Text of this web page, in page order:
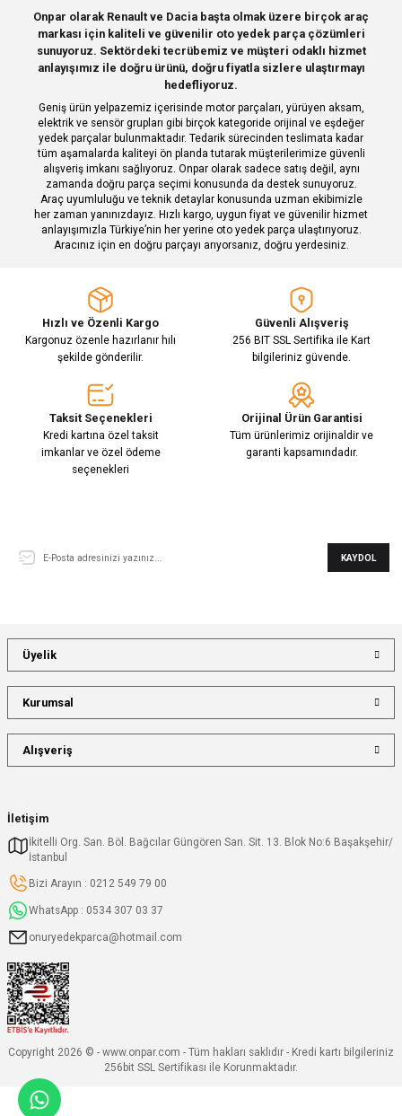
Ürün resmi kalitesiz, bozuk veya görüntülenemiyor.
Ürün açıklamasında eksik bilgiler bulunuyor.
Ürün bilgilerinde hatalar bulunuyor.
Ürün fiyatı diğer sitelerden daha pahalı.
Bu ürüne benzer farklı alternatifler olmalı.
Gönder
Deneyimini Paylaş
Onpar olarak Renault ve Dacia başta olmak üzere birçok araç
markası için kaliteli ve güvenilir oto yedek parça çözümleri
sunuyoruz. Sektördeki tecrübemiz ve müşteri odaklı hizmet
anlayışımız ile doğru ürünü, doğru fiyatla sizlere ulaştırmayı
hedefliyoruz.
Geniş ürün yelpazemiz içerisinde motor parçaları, yürüyen aksam,
elektrik ve sensör grupları gibi birçok kategoride orijinal ve eşdeğer
yedek parçalar bulunmaktadır. Tedarik sürecinden teslimata kadar
tüm aşamalarda kaliteyi ön planda tutarak müşterilerimize güvenli
alışveriş imkanı sağlıyoruz. Onpar olarak sadece satış değil, aynı
zamanda doğru parça seçimi konusunda da destek sunuyoruz.
Araç uyumluluğu ve teknik detaylar konusunda uzman ekibimizle
her zaman yanınızdayız. Hızlı kargo, uygun fiyat ve güvenilir hizmet
anlayışımızla Türkiye’nin her yerine oto yedek parça ulaştırıyoruz.
Aracınız için en doğru parçayı arıyorsanız, doğru yerdesiniz.
Hızlı ve Özenli Kargo
Kargonuz özenle hazırlanır hılı
şekilde gönderilir.
Güvenli Alışveriş
256 BIT SSL Sertifika ile Kart
bilgileriniz güvende.
Taksit Seçenekleri
Kredi kartına özel taksit
imkanlar ve özel ödeme
seçenekleri
Orijinal Ürün Garantisi
Tüm ürünlerimiz orijinaldir ve
garanti kapsamındadır.
KAYDOL
İletişim
İkitelli Org. San. Böl. Bağcılar Güngören San. Sit. 13. Blok No:6 Başakşehir/
İstanbul
Bizi Arayın : 0212 549 79 00
WhatsApp : 0534 307 03 37
onuryedekparca@hotmail.com
Üyelik
Kurumsal
Alışveriş
Copyright 2026 © - www.onpar.com - Tüm hakları saklıdır - Kredi kartı bilgileriniz
256bit SSL Sertifikası ile Korunmaktadır.